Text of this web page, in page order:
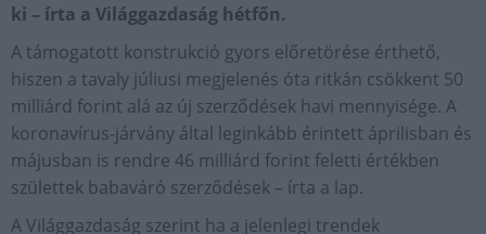
ki – írta a Világgazdaság hétfőn.
A támogatott konstrukció gyors előretörése érthető,
hiszen a tavaly júliusi megjelenés óta ritkán csökkent 50
milliárd forint alá az új szerződések havi mennyisége. A
koronavírus-járvány által leginkább érintett áprilisban és
májusban is rendre 46 milliárd forint feletti értékben
születtek babaváró szerződések – írta a lap.
A Világgazdaság szerint ha a jelenlegi trendek